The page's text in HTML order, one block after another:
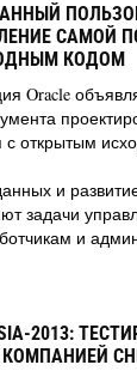
САМОЙ
КОДОМ
Oracle
с открытым
и
задачи
и
2013: